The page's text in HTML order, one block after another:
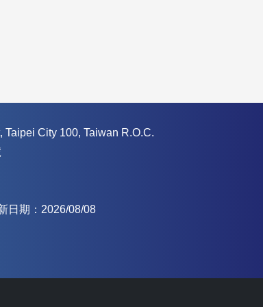
City 100, Taiwan R.O.C.
日期：2026/08/08